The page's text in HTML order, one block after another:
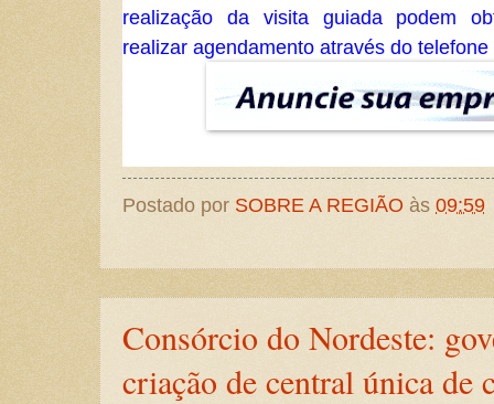
realização da visita guiada podem
realizar agendamento através do
Postado por SOBRE A REGIÃO às 09:59
Consórcio do Nordeste:
criação de central única de